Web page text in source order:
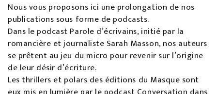
Nous vous proposons ici une prolongation de nos
publications sous forme de podcasts.
Dans le podcast Parole d’écrivains, initié par la
romancière et journaliste Sarah Masson, nos auteurs
se prêtent au jeu du micro pour revenir sur l’origine
de leur désir d’écriture.
Les thrillers et polars des éditions du Masque sont